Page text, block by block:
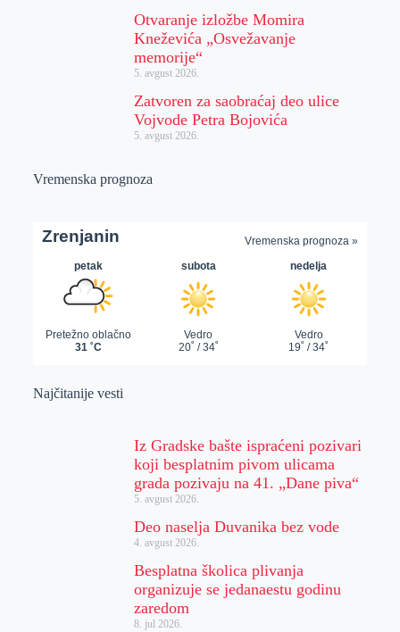
Otvaranje izložbe Momira
Kneževića „Osvežavanje
memorije“
5. avgust 2026.
Zatvoren za saobraćaj deo ulice
Vojvode Petra Bojovića
5. avgust 2026.
Vremenska prognoza
Najčitanije vesti
Iz Gradske bašte ispraćeni pozivari
koji besplatnim pivom ulicama
grada pozivaju na 41. „Dane piva“
5. avgust 2026.
Deo naselja Duvanika bez vode
4. avgust 2026.
Besplatna školica plivanja
organizuje se jedanaestu godinu
zaredom
8. jul 2026.